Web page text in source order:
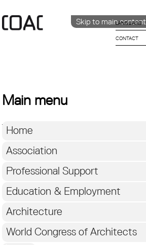
Skip to main content
LANGUAGE
CATALÀ
CONTACT
Main menu
Home
Association
Professional Support
Education & Employment
Architecture
World Congress of Architects